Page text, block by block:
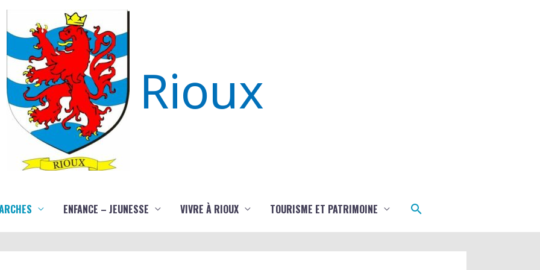
Rioux
ENFANCE – JEUNESSE VIVRE À RIOUX TOURISME ET PATRIMOINE Rechercher